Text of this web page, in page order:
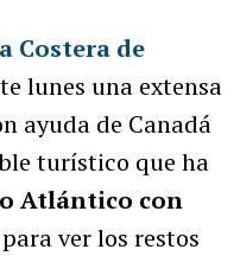
Costera de
lunes una extensa
ayuda de Canadá
turístico que ha
Atlántico con
para ver los restos